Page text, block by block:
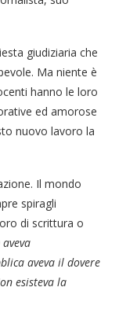
giudiziaria che
Ma niente è
hanno le loro
ed amorose
nuovo lavoro la
Il mondo
spiragli
di scrittura o
aveva il dovere
esisteva la